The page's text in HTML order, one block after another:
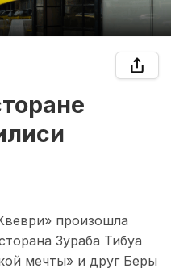
произошла
Зураба Тибуа
мечты» и друг Беры